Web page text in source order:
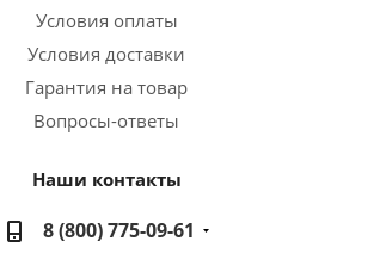
Условия оплаты
Условия доставки
Гарантия на товар
Вопросы-ответы
Наши контакты
8 (800) 775-09-61